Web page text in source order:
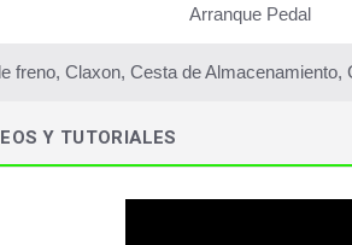
Arranque Pedal
freno, Claxon, Cesta de
Y TUTORIALES